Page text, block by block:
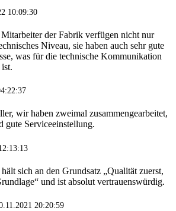
10:09:30
der Fabrik verfügen nicht nur
Niveau, sie haben auch sehr gute
was für die technische Kommunikation
wir haben zweimal zusammengearbeitet,
gute Serviceeinstellung.
sich an den Grundsatz „Qualität zuerst,
und ist absolut vertrauenswürdig.
20:20:59